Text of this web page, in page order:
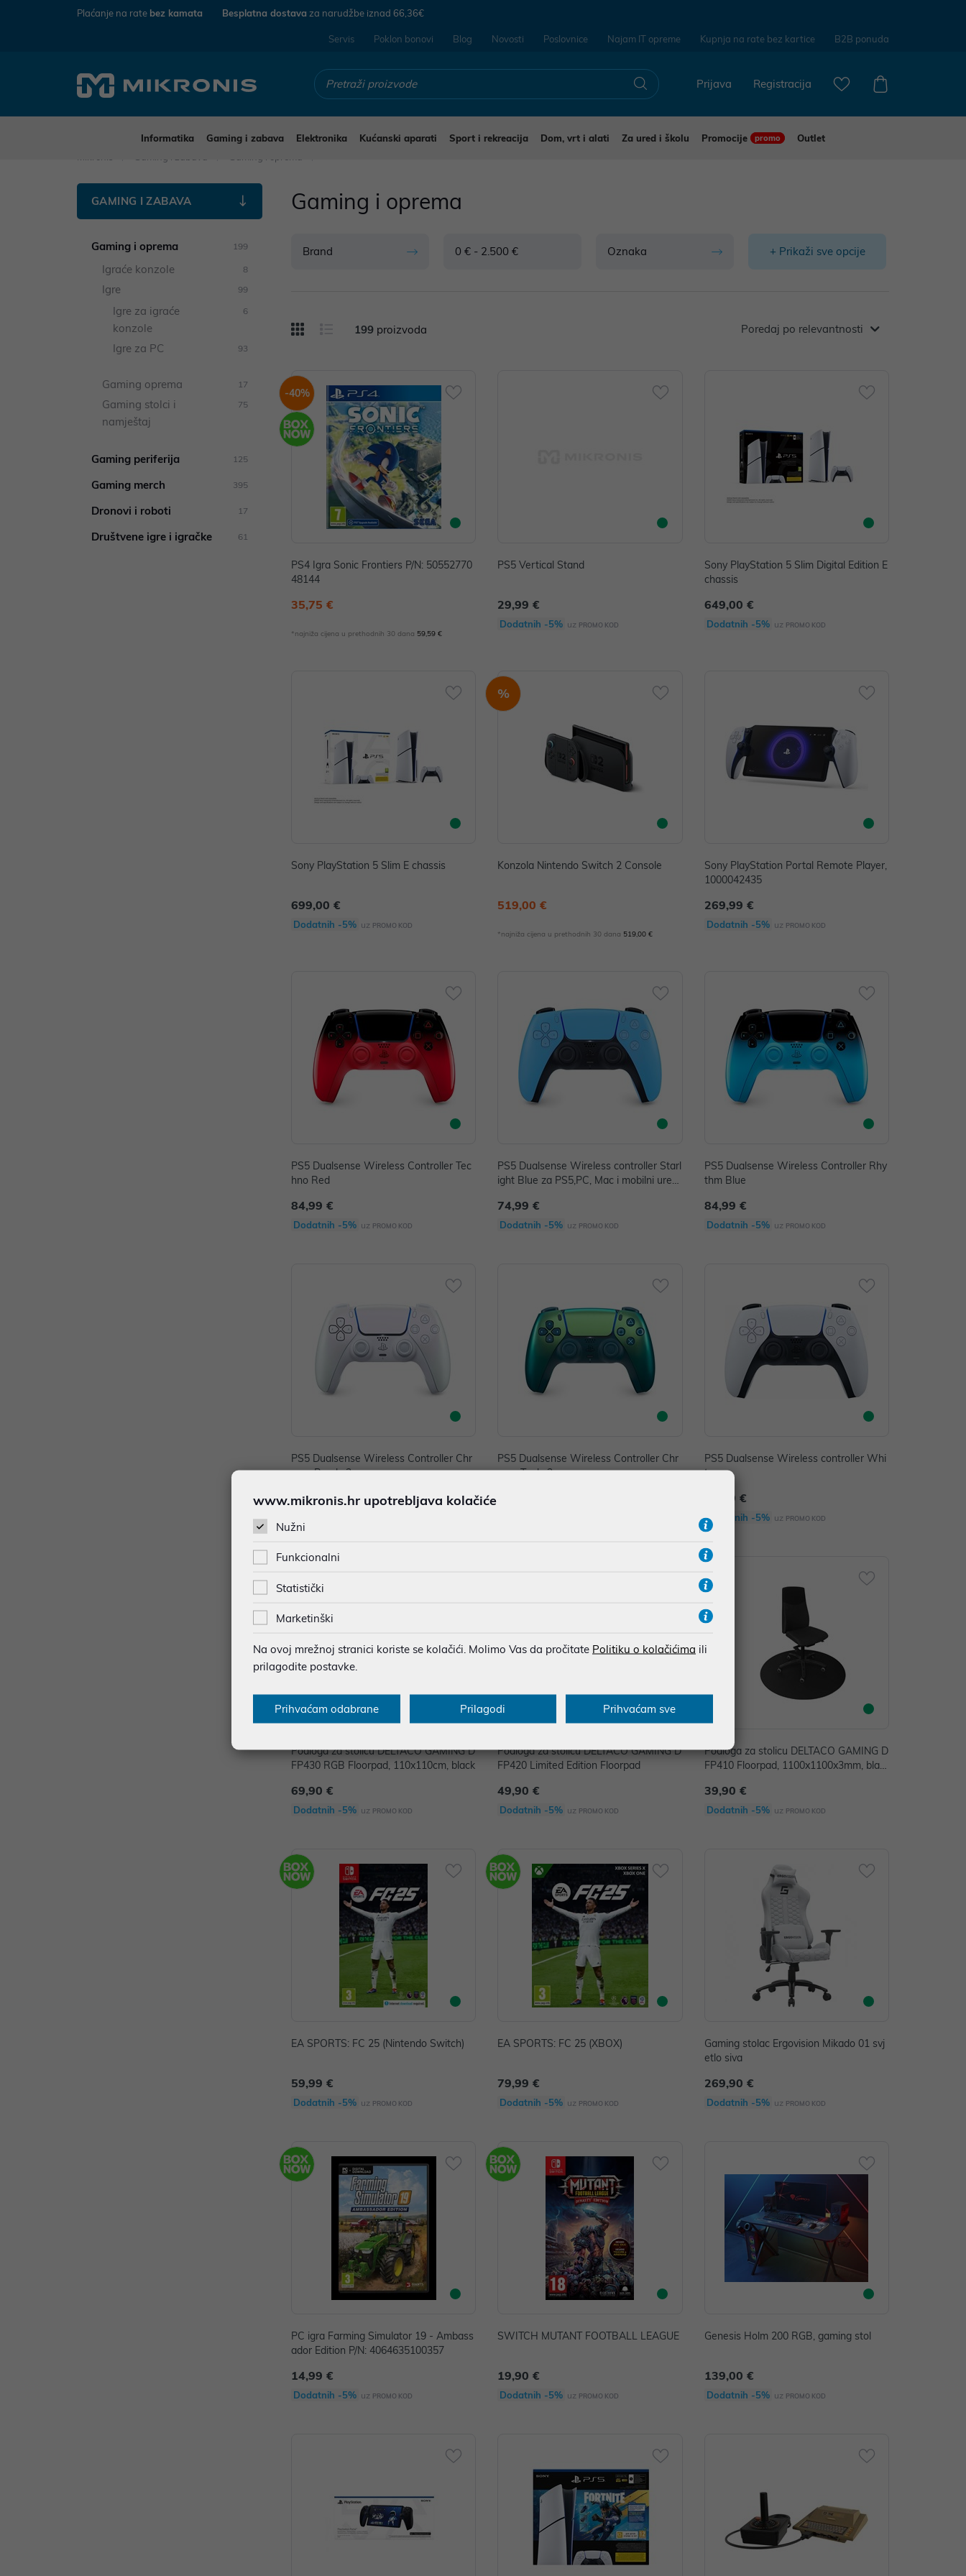
Plaćanje na rate bez kamata Besplatna dostava za narudžbe iznad 66,36€
Servis Poklon bonovi Blog Novosti Poslovnice Najam IT opreme Kupnja na rate bez kartice B2B ponuda
Registracija
Prijava
Informatika Gaming i zabava Elektronika Kućanski aparati Sport i rekreacija Dom, vrt i alati Za ured i školu Promocije promo
Outlet
GAMING I ZABAVA
Gaming i oprema 199
Igraće konzole 8
Igre 99
Igre za igraće
konzole
6
Igre za PC 93
Gaming oprema 17
Gaming stolci i
namještaj
75
Gaming periferija 125
Gaming merch 395
Dronovi i roboti 17
Društvene igre i igračke 61
Gaming i oprema
Brand 0 € - 2.500 € Oznaka + Prikaži sve opcije
199 proizvoda Poredaj po relevantnosti
-40%
PS4 Igra Sonic Frontiers P/N: 50552770
48144
35,75 €
*najniža cijena u prethodnih 30 dana 59,59 €
PS5 Vertical Stand
29,99 €
Dodatnih -5% uz PROMO KOD
Sony PlayStation 5 Slim Digital Edition E
chassis
649,00 €
Dodatnih -5% uz PROMO KOD
Sony PlayStation 5 Slim E chassis
699,00 €
Dodatnih -5% uz PROMO KOD
%
Konzola Nintendo Switch 2 Console
519,00 €
*najniža cijena u prethodnih 30 dana 519,00 €
Sony PlayStation Portal Remote Player,
1000042435
269,99 €
Dodatnih -5% uz PROMO KOD
PS5 Dualsense Wireless Controller Tec
hno Red
84,99 €
Dodatnih -5% uz PROMO KOD
PS5 Dualsense Wireless controller Starl
ight Blue za PS5,PC, Mac i mobilni uređ
74,99 €
Dodatnih -5% uz PROMO KOD
PS5 Dualsense Wireless Controller Rhy
thm Blue
84,99 €
Dodatnih -5% uz PROMO KOD
PS5 Dualsense Wireless Controller Chr
oma Pearl v2
79,99 €
PS5 Dualsense Wireless Controller Chr
oma Teal v2
PS5 Dualsense Wireless controller Whi
te
74,99 €
Dodatnih -5% uz PROMO KOD
Podloga za stolicu DELTACO GAMING D
FP430 RGB Floorpad, 110x110cm, black
69,90 €
Dodatnih -5% uz PROMO KOD
Podloga za stolicu DELTACO GAMING D
FP420 Limited Edition Floorpad
49,90 €
Dodatnih -5% uz PROMO KOD
Podloga za stolicu DELTACO GAMING D
FP410 Floorpad, 1100x1100x3mm, blac
39,90 €
Dodatnih -5% uz PROMO KOD
EA SPORTS: FC 25 (Nintendo Switch)
59,99 €
Dodatnih -5% uz PROMO KOD
EA SPORTS: FC 25 (XBOX)
79,99 €
Dodatnih -5% uz PROMO KOD
Gaming stolac Ergovision Mikado 01 svj
etlo siva
269,90 €
Dodatnih -5% uz PROMO KOD
PC igra Farming Simulator 19 - Ambass
ador Edition P/N: 4064635100357
14,99 €
Dodatnih -5% uz PROMO KOD
SWITCH MUTANT FOOTBALL LEAGUE
19,90 €
Dodatnih -5% uz PROMO KOD
Genesis Holm 200 RGB, gaming stol
139,00 €
Dodatnih -5% uz PROMO KOD
www.mikronis.hr upotrebljava kolačiće
Nužni
Funkcionalni
Statistički
Marketinški
Na ovoj mrežnoj stranici koriste se kolačići. Molimo Vas da pročitate Politiku o kolačićima ili
prilagodite postavke.
Prihvaćam odabrane Prilagodi Prihvaćam sve